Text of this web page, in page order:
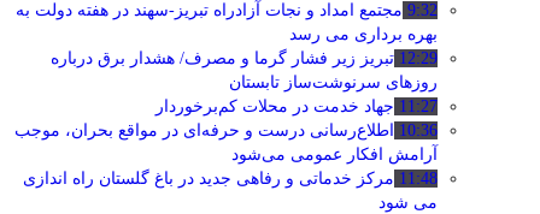
9:32 مجتمع امداد و نجات آزادراه تبریز-سهند در هفته دولت به
بهره ‌برداری می‌ رسد
12:29 تبریز زیر فشار گرما و مصرف/ هشدار برق درباره
روزهای سرنوشت‌ساز تابستان
11:27 جهاد خدمت در محلات کم‌برخوردار
10:36 اطلاع‌رسانی درست و حرفه‌ای در مواقع بحران، موجب
آرامش افکار عمومی می‌شود
11:48 مرکز خدماتی و رفاهی جدید در باغ گلستان راه اندازی
می شود